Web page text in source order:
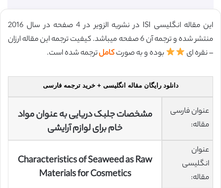
این مقاله انگلیسی ISI در نشریه الزویر در 4 صفحه در سال 2016
منتشر شده و ترجمه آن 6 صفحه میباشد. کیفیت ترجمه این مقاله ارزان
– نقره ای
بوده و به صورتکاملترجمه شده است.
دانلود رایگان مقاله انگلیسی + خرید ترجمه فارسی
عنوان فارسی
مقاله:
مشخصات جلبک دریایی به عنوان مواد
خام برای لوازم آرایشی
عنوان
انگلیسی
مقاله:
Characteristics of Seaweed as Raw
Materials for Cosmetics